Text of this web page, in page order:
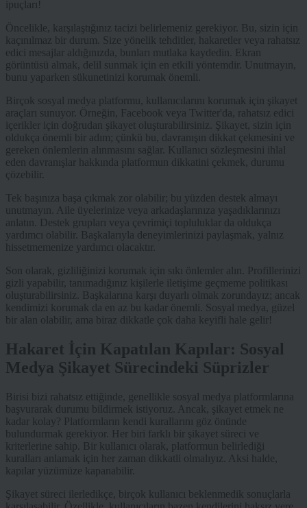
ipuçları!
Öncelikle, karşılaştığınız tacizi belirlemeniz gerekiyor. Bu, sizin için
kaçınılmaz bir durum. Size yönelik tehditler, hakaretler veya rahatsız
edici mesajlar aldığınızda, bunları mutlaka kaydedin. Ekran
görüntüsü almak, delil sunmak için en etkili yöntemdir. Unutmayın,
bunu yaparken sükunetinizi korumak önemli.
Birçok sosyal medya platformu, kullanıcılarını korumak için şikayet
araçları sunuyor. Örneğin, Facebook veya Twitter'da, rahatsız edici
içerikler için doğrudan şikayet oluşturabilirsiniz. Şikayet, sizin için
oldukça önemli bir adım; çünkü bu, davranışın dikkat çekmesini ve
gereken önlemlerin alınmasını sağlar. Kullanıcı sözleşmesini ihlal
eden davranışlar hakkında platformun dikkatini çekmek, durumu
çözebilir.
Tek başınıza başa çıkmak zor olabilir; bu yüzden destek almayı
unutmayın. Aile üyelerinize veya arkadaşlarınıza yaşadıklarınızı
anlatın. Destek grupları veya çevrimiçi topluluklar da oldukça
yardımcı olabilir. Başkalarıyla deneyimlerinizi paylaşmak, yalnız
hissetmemenize yardımcı olacaktır.
Son olarak, gizliliğinizi korumak için sıkı önlemler alın. Profillerinizi
gizli yapabilir, tanımadığınız kişilerle iletişime geçmeme politikası
oluşturabilirsiniz. Başkalarına karşı duyarlı olmak zorundayız; ancak
kendimizi korumak da en az bu kadar önemli. Sosyal medya, güzel
bir alan olabilir, ama biraz dikkatle çok daha keyifli hale gelir!
Hakaret İçin Kapatılan Kapılar: Sosyal
Medya Şikayet Sürecindeki Süprizler
Birisi bizi rahatsız ettiğinde, genellikle sosyal medya platformlarına
başvurarak durumu bildirmek istiyoruz. Ancak, şikayet etmek ne
kadar kolay? Platformların kendi kurallarını göz önünde
bulundurmak gerekiyor. Her biri farklı bir şikayet süreci ve
kriterlerine sahip. Bir kullanıcı olarak, platformun belirlediği
kuralları anlamak için her zaman dikkatli olmalıyız. Aksi halde,
kapılar yüzümüze kapanabilir.
Şikayet süreci ilerledikçe, birçok kullanıcı beklenmedik sonuçlarla